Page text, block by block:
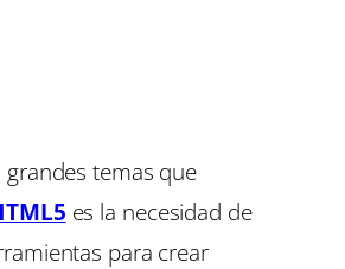
temas que
es la necesidad de
para crear